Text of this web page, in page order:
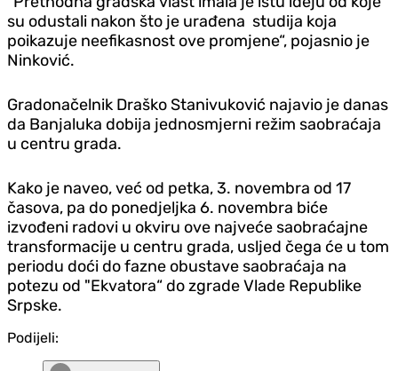
su odustali nakon što je urađena studija koja
poikazuje neefikasnost ove promjene“, pojasnio je
Ninković.
Gradonačelnik Draško Stanivuković najavio je danas
da Banjaluka dobija jednosmjerni režim saobraćaja
u centru grada.
Kako je naveo, već od petka, 3. novembra od 17
časova, pa do ponedjeljka 6. novembra biće
izvođeni radovi u okviru ove najveće saobraćajne
transformacije u centru grada, usljed čega će u tom
periodu doći do fazne obustave saobraćaja na
potezu od "Ekvatora“ do zgrade Vlade Republike
Srpske.
Podijeli: